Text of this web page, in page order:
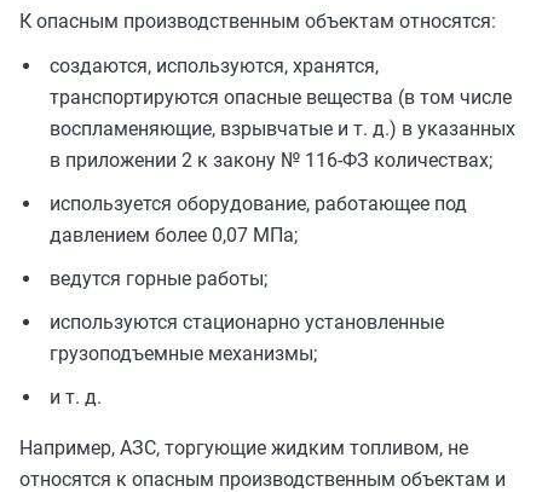
К опасным производственным объектам относятся:
создаются, используются, хранятся,
транспортируются опасные вещества (в том числе
воспламеняющие, взрывчатые и т. д.) в указанных
в приложении 2 к закону № 116-ФЗ количествах;
используется оборудование, работающее под
давлением более 0,07 МПа;
ведутся горные работы;
используются стационарно установленные
грузоподъемные механизмы;
и т. д.
Например, АЗС, торгующие жидким топливом, не
относятся к опасным производственным объектам и